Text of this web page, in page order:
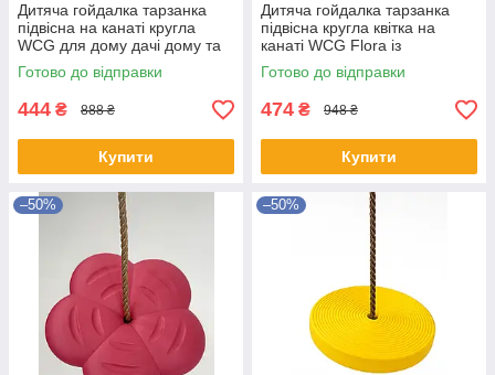
Дитяча гойдалка тарзанка
підвісна на канаті кругла
WCG для дому дачі дому та
ігрового майданчику
Графітовий
Готово до відправки
444 ₴ 888 ₴
Купити
Дитяча гойдалка тарзанка
підвісна кругла квітка на
канаті WCG Flora із
регульованою висотою для
саду Салатовий
Готово до відправки
474 ₴ 948 ₴
Купити
–50% –50%